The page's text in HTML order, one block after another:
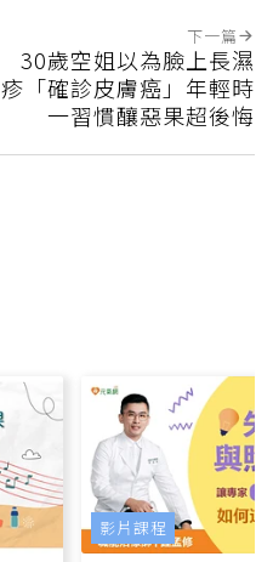
下一篇
30歲空姐以為臉上長濕
疹「確診皮膚癌」年輕時
一習慣釀惡果超後悔
影片課程